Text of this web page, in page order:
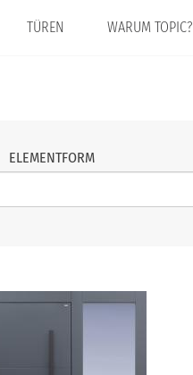
TÜREN WARUM TOPIC?
ELEMENTFORM